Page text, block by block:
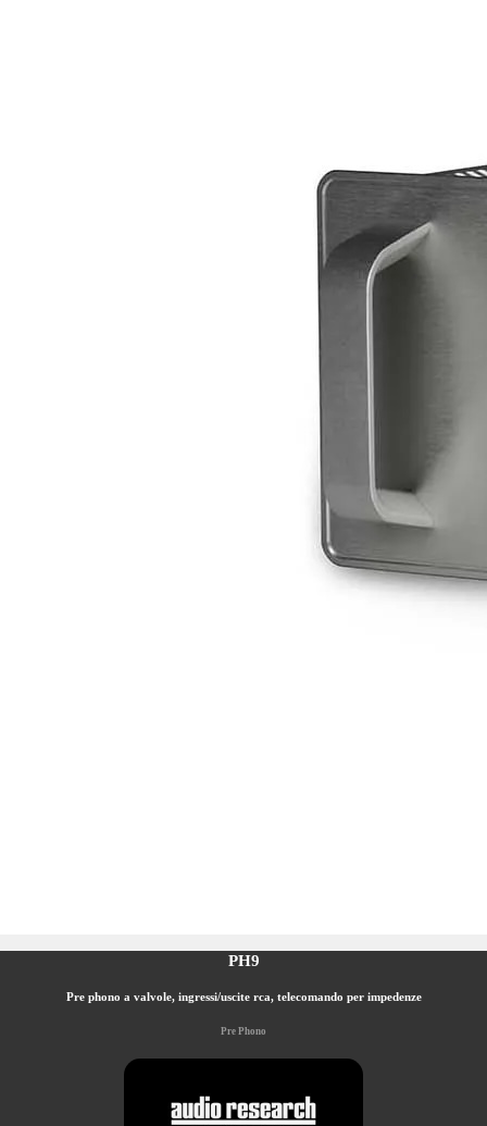
PH9
Pre phono a valvole, ingressi/uscite rca, telecomando per impedenze
Pre Phono